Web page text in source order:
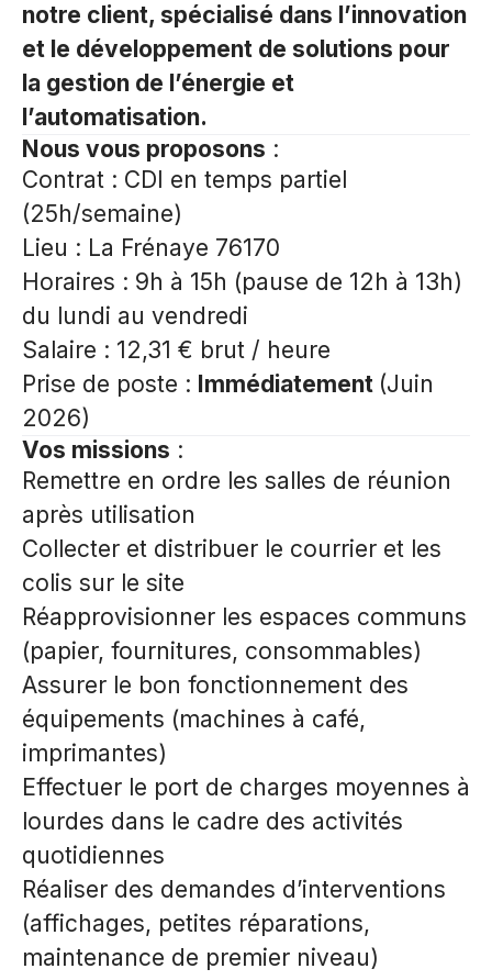
notre client, spécialisé dans l’innovation
et le développement de solutions pour
la gestion de l’énergie et
l’automatisation.
Nous vous proposons :
Contrat : CDI en temps partiel
(25h/semaine)
Lieu : La Frénaye 76170
Horaires : 9h à 15h (pause de 12h à 13h)
du lundi au vendredi
Salaire : 12,31 € brut / heure
Prise de poste : Immédiatement (Juin
2026)
Vos missions :
Remettre en ordre les salles de réunion
après utilisation
Collecter et distribuer le courrier et les
colis sur le site
Réapprovisionner les espaces communs
(papier, fournitures, consommables)
Assurer le bon fonctionnement des
équipements (machines à café,
imprimantes)
Effectuer le port de charges moyennes à
lourdes dans le cadre des activités
quotidiennes
Réaliser des demandes d’interventions
(affichages, petites réparations,
maintenance de premier niveau)